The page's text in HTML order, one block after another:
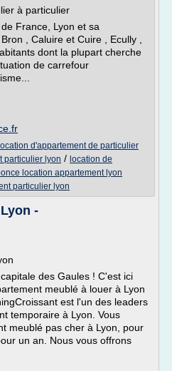
à particulier
France, Lyon et sa
, Caluire et Cuire , Ecully ,
dont la plupart cherche
de carrefour
d'appartement de particulier
particulier lyon / location de
location appartement lyon
particulier lyon
-
des Gaules ! C'est ici
meublé à louer à Lyon
est l'un des leaders
temporaire à Lyon. Vous
meublé pas cher à Lyon, pour
un an. Nous vous offrons